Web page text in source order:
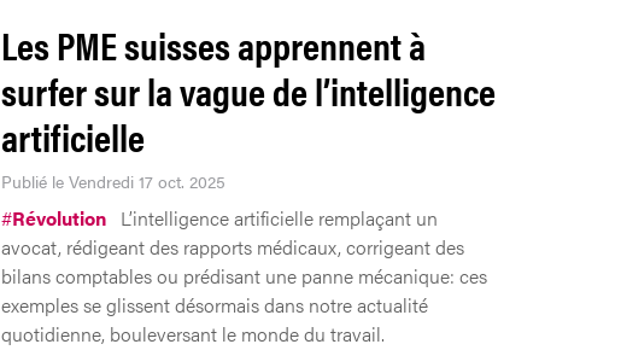
Les PME suisses apprennent à
surfer sur la vague de l’intelligence
artificielle
Publié le Vendredi 17 oct. 2025
#Révolution L’intelligence artificielle remplaçant un
avocat, rédigeant des rapports médicaux, corrigeant des
bilans comptables ou prédisant une panne mécanique: ces
exemples se glissent désormais dans notre actualité
quotidienne, bouleversant le monde du travail.